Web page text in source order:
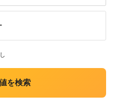
を検索